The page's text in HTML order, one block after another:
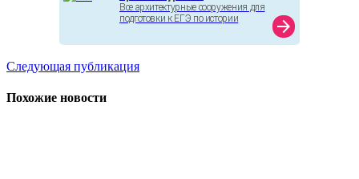
Все архитектурные сооружения для
подготовки к ЕГЭ по истории
arrow_forward
Следующая публикация
Похожие новости